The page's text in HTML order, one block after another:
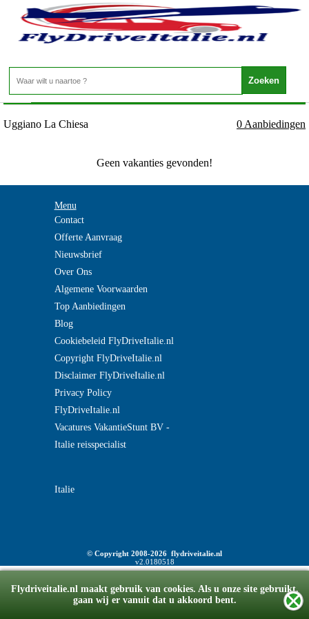
Flydriveitalie.nl maakt gebruik van cookies. Als u onze site gebruikt,
gaan wij er vanuit dat u akkoord bent.
Italie - APULIE - Uggiano La Chiesa
Home>
Uggiano La Chiesa 0 Aanbiedingen
Geen vakanties gevonden!
Menu
Contact
Offerte Aanvraag
Nieuwsbrief
Over Ons
Algemene Voorwaarden
Top Aanbiedingen
Blog
Cookiebeleid FlyDriveItalie.nl
Copyright FlyDriveItalie.nl
Disclaimer FlyDriveItalie.nl
Privacy Policy
FlyDriveItalie.nl
Vacatures VakantieStunt BV -
Italie reisspecialist
Italie
© Copyright 2008-2026 flydriveitalie.nl
v2.0180518